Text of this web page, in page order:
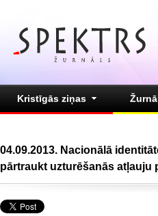
Kristīgās ziņas
04.09.2013. Nacionālā
pārtraukt uzturēšanās atļauju